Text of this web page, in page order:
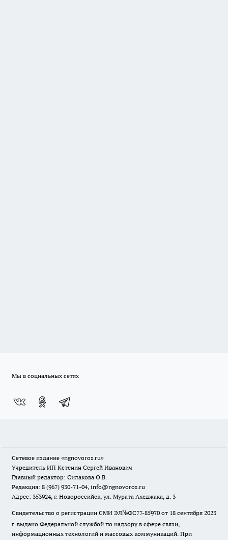
Мы в социальных сетях
Сетевое издание «ngnovoros.ru»
Учредитель ИП Кстенин Сергей Иванович
Главный редактор: Силакова О.В.
Редакция: 8 (967) 930-71-04, info@ngnovoros.ru
Адрес: 353924, г. Новороссийск, ул. Мурата Ахеджака, д. 3
Свидетельство о регистрации СМИ ЭЛ№ФС77-85970 от 18 сентября 2023
г. выдано Федеральной службой по надзору в сфере связи,
информационных технологий и массовых коммуникаций. При